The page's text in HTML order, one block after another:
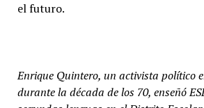
el futuro.
Enrique Quintero, un activista político
durante la década de los 70, enseñó